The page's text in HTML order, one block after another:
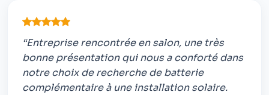
“Entreprise rencontrée en salon, une très
bonne présentation qui nous a conforté dans
notre choix de recherche de batterie
complémentaire à une installation solaire.